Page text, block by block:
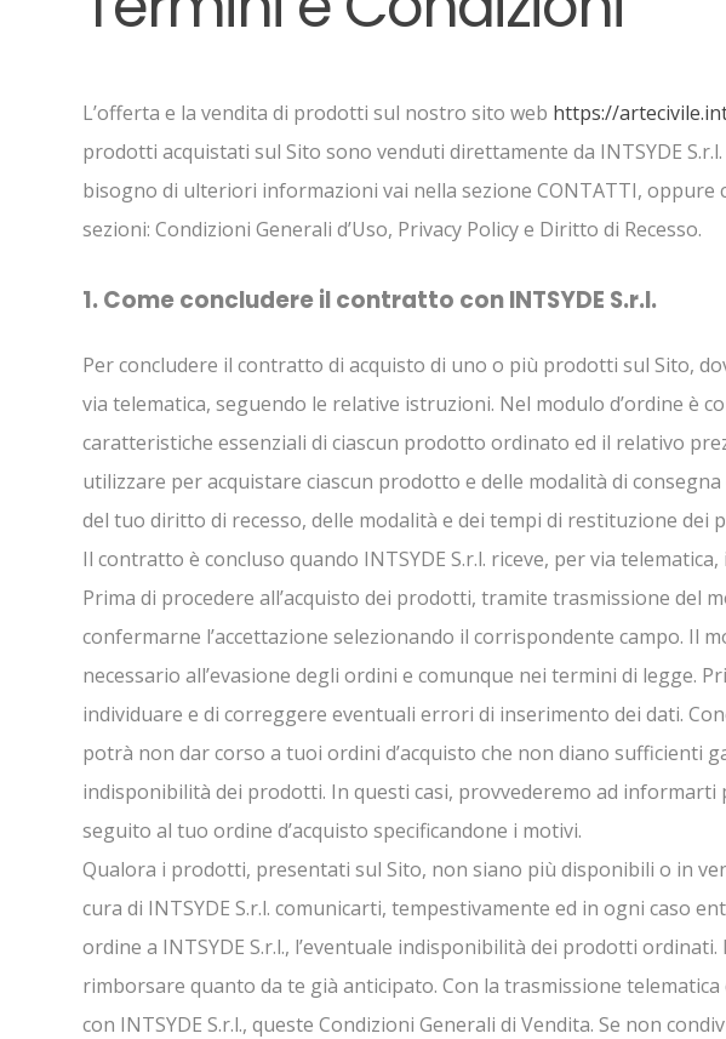
L’offerta e la vendita di prodotti sul nostro sito web https://
prodotti acquistati sul Sito sono venduti direttamente da INTSYDE S.r.l.
bisogno di ulteriori informazioni vai nella sezione CONTATTI, oppure
sezioni: Condizioni Generali d’Uso, Privacy Policy e Diritto di Recesso.
1. Come concludere il contratto con INTSYDE S.r.l.
Per concludere il contratto di acquisto di uno o più prodotti sul Sito,
via telematica, seguendo le relative istruzioni. Nel modulo d’ordine è
caratteristiche essenziali di ciascun prodotto ordinato ed il relativo
utilizzare per acquistare ciascun prodotto e delle modalità di
del tuo diritto di recesso, delle modalità e dei tempi di restituzione dei
Il contratto è concluso quando INTSYDE S.r.l. riceve, per via
Prima di procedere all’acquisto dei prodotti, tramite trasmissione del
confermarne l’accettazione selezionando il corrispondente campo. Il
necessario all’evasione degli ordini e comunque nei termini di legge.
individuare e di correggere eventuali errori di inserimento dei dati.
potrà non dar corso a tuoi ordini d’acquisto che non diano sufficienti
indisponibilità dei prodotti. In questi casi, provvederemo ad informarti
seguito al tuo ordine d’acquisto specificandone i motivi.
Qualora i prodotti, presentati sul Sito, non siano più disponibili o in
cura di INTSYDE S.r.l. comunicarti, tempestivamente ed in ogni caso
ordine a INTSYDE S.r.l., l’eventuale indisponibilità dei prodotti
rimborsare quanto da te già anticipato. Con la trasmissione
con INTSYDE S.r.l., queste Condizioni Generali di Vendita. Se non